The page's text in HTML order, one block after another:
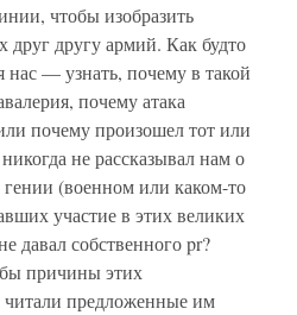
чтобы изобразить
другу армий. Как будто
нас — узнать, почему в такой
почему атака
почему произошел тот или
не рассказывал нам о
гении (военном или каком-то
участие в этих великих
давал собственного pr?
бы причины этих
предложенные им